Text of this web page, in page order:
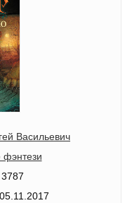
Васильевич
фэнтези
3787
05.11.2017